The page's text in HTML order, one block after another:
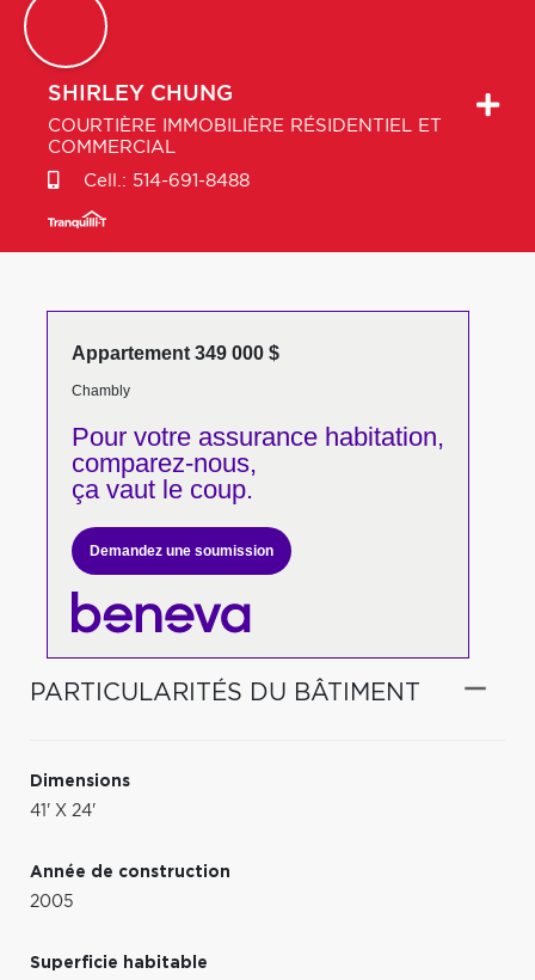
SHIRLEY CHUNG
COURTIÈRE IMMOBILIÈRE RÉSIDENTIEL ET
COMMERCIAL
Cell.: 514-691-8488
Appartement 349 000 $
Chambly
Pour votreassurance habitation,
comparez-nous,
ça vaut le coup.
Demandez une soumission
PARTICULARITÉS DU BÂTIMENT
Dimensions
41' X 24'
Année de construction
2005
Superficie habitable